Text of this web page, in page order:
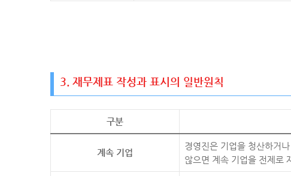
3. 재무제표 작성과 표시의 일반원칙
구분
계속 기업
경영진은 기업을 청산하거
않으면 계속 기업을 전제로